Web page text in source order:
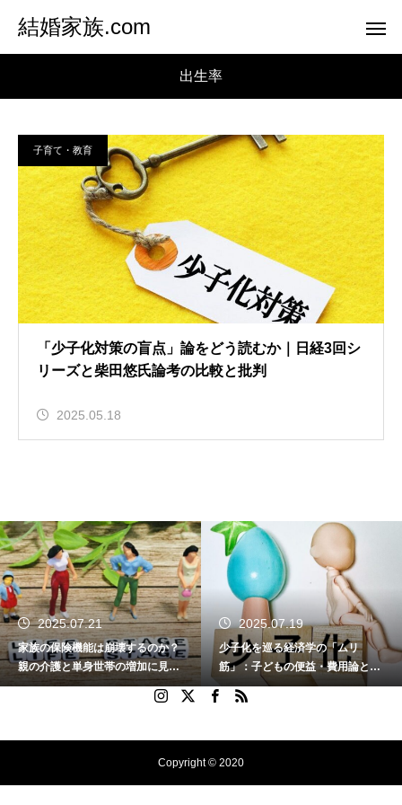
結婚家族.com
出生率
子育て・教育
「少子化対策の盲点」論をどう読むか｜日経3回シ
リーズと柴田悠氏論考の比較と批判
2025.05.18
2025.07.21
家族の保険機能は崩壊するのか？
親の介護と単身世帯の増加に見る
家族の変容と社会の課題
2025.07.19
少子化を巡る経済学の「ムリ
筋」：子どもの便益・費用論と家
族の変容を問う
Copyright © 2020